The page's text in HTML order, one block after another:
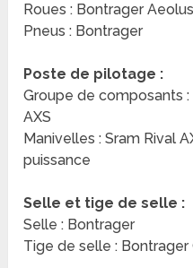
Roues : Bontrager
Pneus : Bontrager
Poste de pilotage :
Groupe de composants :
AXS
Manivelles : Sram Rival
puissance
Selle et tige de selle :
Selle : Bontrager
Tige de selle :